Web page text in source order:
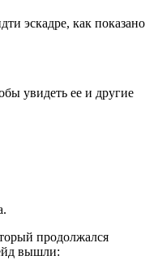
эскадре, как показано
увидеть ее и другие
продолжался
вышли: